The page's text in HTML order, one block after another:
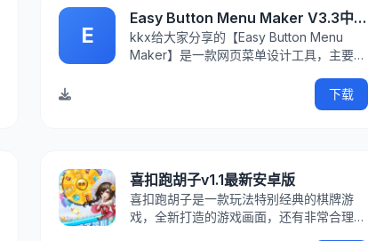
E
Easy Button Menu Maker V3.3中文专业版
kkx给大家分享的【Easy Button Menu
Maker】是一款网页菜单设计工具，主要用
计模板，反映各种新潮的设计风格。按钮和
菜单简单给你两个固体工具制造商——菜单
下载
喜扣跑胡子v1.1最新安卓版
喜扣跑胡子是一款玩法特别经典的棋牌游
戏，全新打造的游戏画面，还有非常合理的